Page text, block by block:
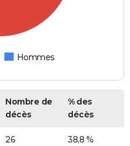
Hommes
Nombre de
décès
% des
décès
26 38,8 %